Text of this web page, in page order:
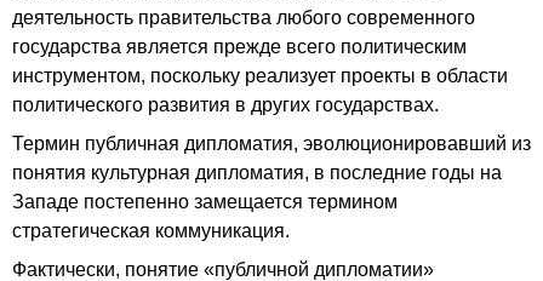
деятельность правительства любого современного
государства является прежде всего политическим
инструментом, поскольку реализует проекты в области
политического развития в других государствах.
Термин публичная дипломатия, эволюционировавший из
понятия культурная дипломатия, в последние годы на
Западе постепенно замещается термином
стратегическая коммуникация.
Фактически, понятие «публичной дипломатии»